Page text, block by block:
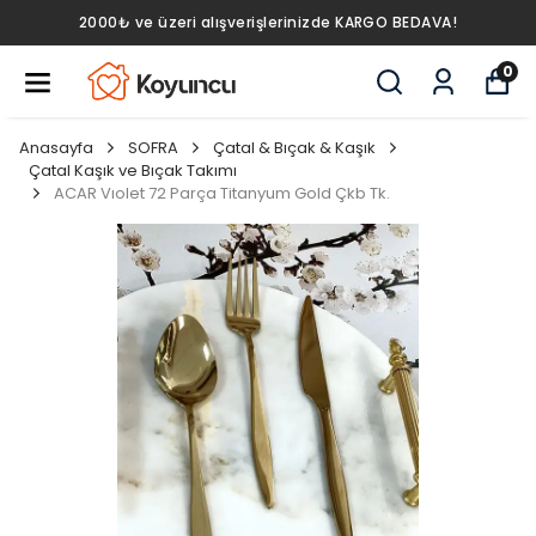
2000₺ ve üzeri alışverişlerinizde KARGO BEDAVA!
0
Anasayfa SOFRA
Çatal & Bıçak & Kaşık
Çatal Kaşık ve Bıçak Takımı
ACAR Vıolet 72 Parça Titanyum Gold Çkb Tk.